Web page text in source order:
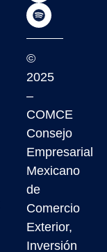
©
2025
–
COMCE
Consejo
Empresarial
Mexicano
de
Comercio
Exterior,
Inversión